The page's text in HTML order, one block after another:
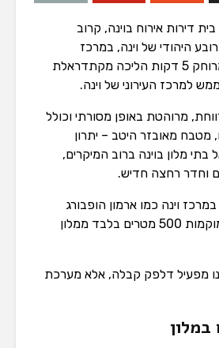
דירות אירוח בוינה, קרוב
היהודי של וינה, במרכז
ההיסטורי של העיר, מרוחק 5 דקות הליכה מקתדראלת
למרכז העירוני של וינה.
מרוהטת באופן מסורתי וכולל
מטבח מאובזר היטב – יתרון
מלון בוינה ברוב המיקרים,
וינה כמו ארמון הופבורג
וכנסיית סנט פיטר ממוקמות 500 מטרים בלבד ממלון
מפעיל דלפק קבלה, אלא מערכת